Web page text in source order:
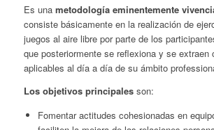
Es una metodología eminentemente
consiste básicamente en la realización de
juegos al aire libre por parte de los
que posteriormente se reflexiona y se extraen
aplicables al día a día de su ámbito
Los objetivos principalesson:
Fomentar actitudes cohesionadas en